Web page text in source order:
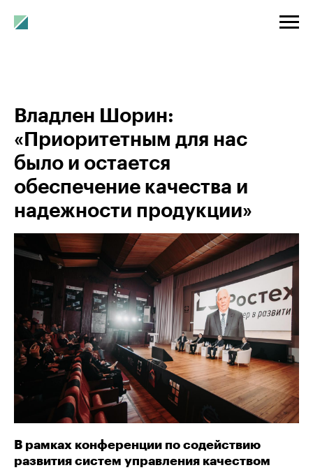
Владлен Шорин:
«Приоритетным для нас
было и остается
обеспечение качества и
надежности продукции»
В рамках конференции по содействию
развития систем управления качеством